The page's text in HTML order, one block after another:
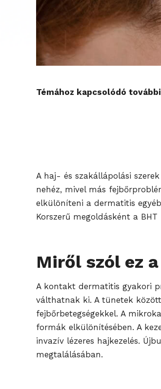
Témához kapcsolódó
A haj- és szakállápolási
nehéz, mivel más
elkülöníteni a dermatitis
Korszerű megoldásként a
Miről szól ez
A kontakt dermatitis gyakori
válthatnak ki. A tünetek
fejbőrbetegségekkel. A
formák elkülönítésében. A
invazív lézeres hajkezelés.
megtalálásában.